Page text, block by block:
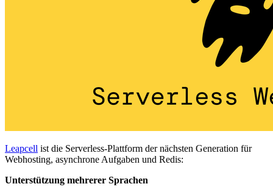
Leapcell ist die Serverless-Plattform der nächsten Generation für
Webhosting, asynchrone Aufgaben und Redis:
Unterstützung mehrerer Sprachen